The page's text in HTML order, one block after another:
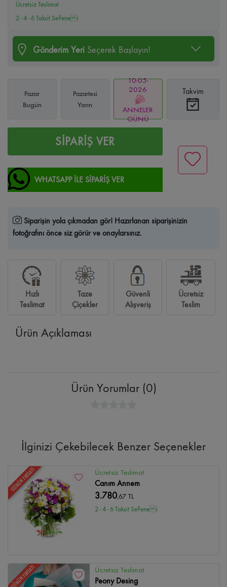
Ücretsiz Teslimat
2 - 4 - 6 Taksit Se?enei
Gönderim Yeri Seçerek Başlayın!
Pazar
Bugün
Pazartesi
Yarın
10-05-
2026
ANNELER
GÜNÜ
Takvim
SİPARİŞ VER
WHATSAPP İLE SİPARİŞ VER
Siparişin yola çıkmadan gör! Hazırlanan siparişinizin
fotoğrafını önce siz görür ve onaylarsınız.
Hızlı
Teslimat
Taze
Çiçekler
Güvenli
Alışveriş
Ücretsiz
Teslim
Ürün Açıklaması
Ürün Yorumlar (0)
İlginizi Çekebilecek Benzer Seçenekler
GÜNÜN FIRSATI Ücretsiz Teslimat
Canım Annem
3.780,67 TL
2 - 4 - 6 Taksit Se?enei
GÜNÜN FIRSATI Ücretsiz Teslimat
Peony Desing